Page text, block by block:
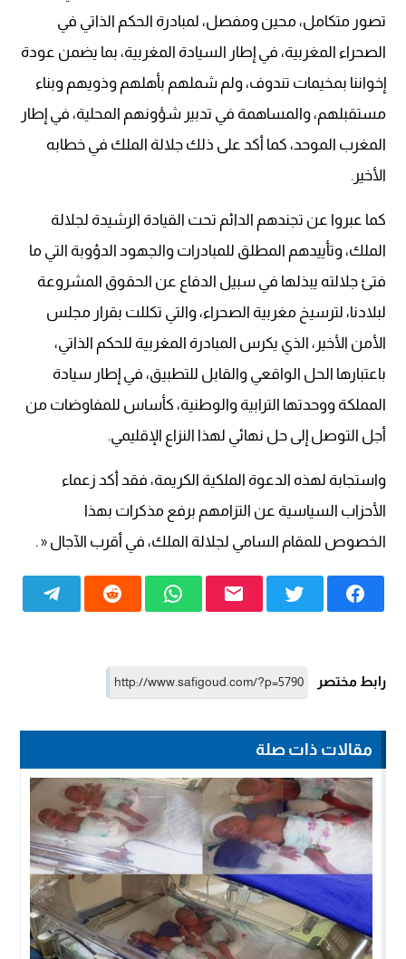
تصور متكامل، محين ومفصل، لمبادرة الحكم الذاتي في
الصحراء المغربية، في إطار السيادة المغربية، بما يضمن عودة
إخواننا بمخيمات تندوف، ولم شملهم بأهلهم وذويهم وبناء
مستقبلهم، والمساهمة في تدبير شؤونهم المحلية، في إطار
المغرب الموحد، كما أكد على ذلك جلالة الملك في خطابه
الأخير.
كما عبروا عن تجندهم الدائم تحت القيادة الرشيدة لجلالة
الملك، وتأييدهم المطلق للمبادرات والجهود الدؤوبة التي ما
فتئ جلالته يبذلها في سبيل الدفاع عن الحقوق المشروعة
لبلادنا، لترسيخ مغربية الصحراء، والتي تكللت بقرار مجلس
الأمن الأخير، الذي يكرس المبادرة المغربية للحكم الذاتي،
باعتبارها الحل الواقعي والقابل للتطبيق، في إطار سيادة
المملكة ووحدتها الترابية والوطنية، كأساس للمفاوضات من
أجل التوصل إلى حل نهائي لهذا النزاع الإقليمي.
واستجابة لهذه الدعوة الملكية الكريمة، فقد أكد زعماء
الأحزاب السياسية عن التزامهم برفع مذكرات بهذا
الخصوص للمقام السامي لجلالة الملك، في أقرب الآجال « .
رابط مختصر
مقالات ذات صلة